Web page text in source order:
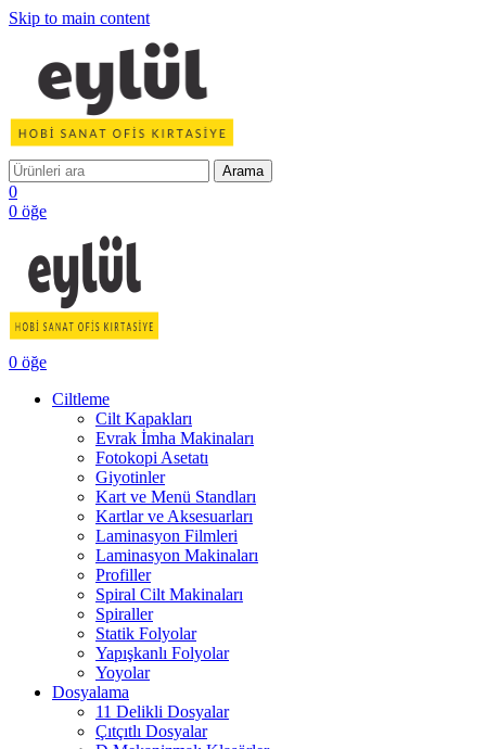
Skip to main content
Arama
0
0 öğe
0 öğe
Ciltleme
Cilt Kapakları
Evrak İmha Makinaları
Fotokopi Asetatı
Giyotinler
Kart ve Menü Standları
Kartlar ve Aksesuarları
Laminasyon Filmleri
Laminasyon Makinaları
Profiller
Spiral Cilt Makinaları
Spiraller
Statik Folyolar
Yapışkanlı Folyolar
Yoyolar
Dosyalama
11 Delikli Dosyalar
Çıtçıtlı Dosyalar